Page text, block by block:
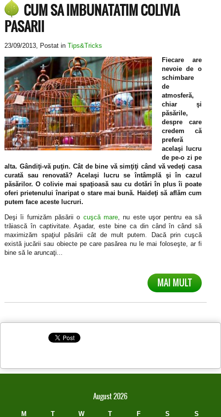
CUM SA IMBUNATATIM COLIVIA
PASARII
23/09/2013, Postat in Tips&Tricks
Fiecare are
nevoie de o
schimbare
de
atmosferă,
chiar şi
păsările,
despre care
credem că
preferă
acelaşi lucru
de pe-o zi pe
alta. Gândiţi-vă puţin. Cât de bine vă simţiţi când vă vedeţi casa
curată sau renovată? Acelaşi lucru se întâmplă şi în cazul
păsărilor. O colivie mai spaţioasă sau cu dotări în plus îi poate
oferi prietenului înaripat o stare mai bună. Haideţi să aflăm cum
putem face aceste lucruri.
Deşi îi furnizăm păsării o cuşcă mare, nu este uşor pentru ea să
trăiască în captivitate. Aşadar, este bine ca din când în când să
maximizăm spaţiul păsării cât de mult putem. Dacă prin cuşcă
există jucării sau obiecte pe care pasărea nu le mai foloseşte, ar fi
bine să le aruncaţi...
MAI MULT
August 2026
M T W T F S
S